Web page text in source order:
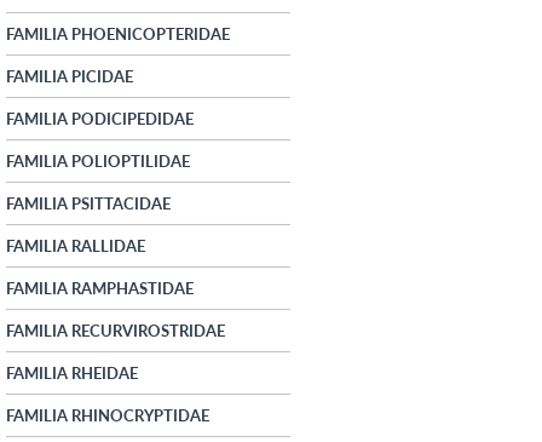
FAMILIA PHOENICOPTERIDAE
FAMILIA PICIDAE
FAMILIA PODICIPEDIDAE
FAMILIA POLIOPTILIDAE
FAMILIA PSITTACIDAE
FAMILIA RALLIDAE
FAMILIA RAMPHASTIDAE
FAMILIA RECURVIROSTRIDAE
FAMILIA RHEIDAE
FAMILIA RHINOCRYPTIDAE